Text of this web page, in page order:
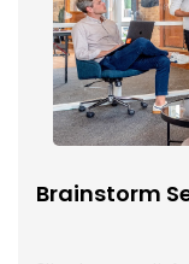
Brainstorm